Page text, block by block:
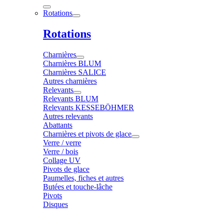
Rotations
Rotations
Charnières
Charnières BLUM
Charnières SALICE
Autres charnières
Relevants
Relevants BLUM
Relevants KESSEBÖHMER
Autres relevants
Abattants
Charnières et pivots de glace
Verre / verre
Verre / bois
Collage UV
Pivots de glace
Paumelles, fiches et autres
Butées et touche-lâche
Pivots
Disques